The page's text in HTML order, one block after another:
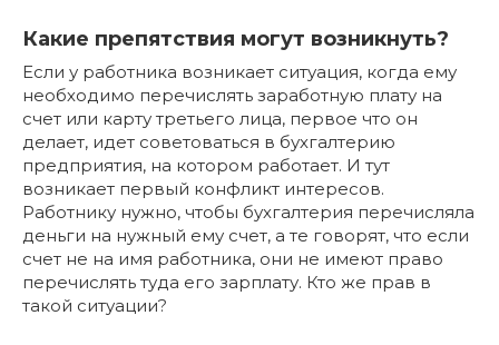
Какие препятствия могут возникнуть?
Если у работника возникает ситуация, когда ему
необходимо перечислять заработную плату на
счет или карту третьего лица, первое что он
делает, идет советоваться в бухгалтерию
предприятия, на котором работает. И тут
возникает первый конфликт интересов.
Работнику нужно, чтобы бухгалтерия перечисляла
деньги на нужный ему счет, а те говорят, что если
счет не на имя работника, они не имеют право
перечислять туда его зарплату. Кто же прав в
такой ситуации?